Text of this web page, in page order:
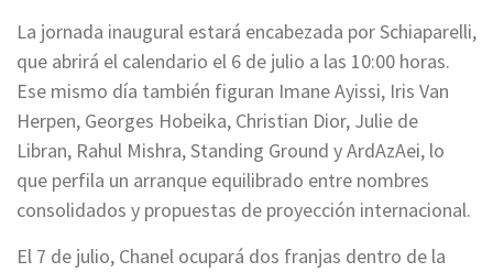
La jornada inaugural estará encabezada por Schiaparelli,
que abrirá el calendario el 6 de julio a las 10:00 horas.
Ese mismo día también figuran Imane Ayissi, Iris Van
Herpen, Georges Hobeika, Christian Dior, Julie de
Libran, Rahul Mishra, Standing Ground y ArdAzAei, lo
que perfila un arranque equilibrado entre nombres
consolidados y propuestas de proyección internacional.
El 7 de julio, Chanel ocupará dos franjas dentro de la